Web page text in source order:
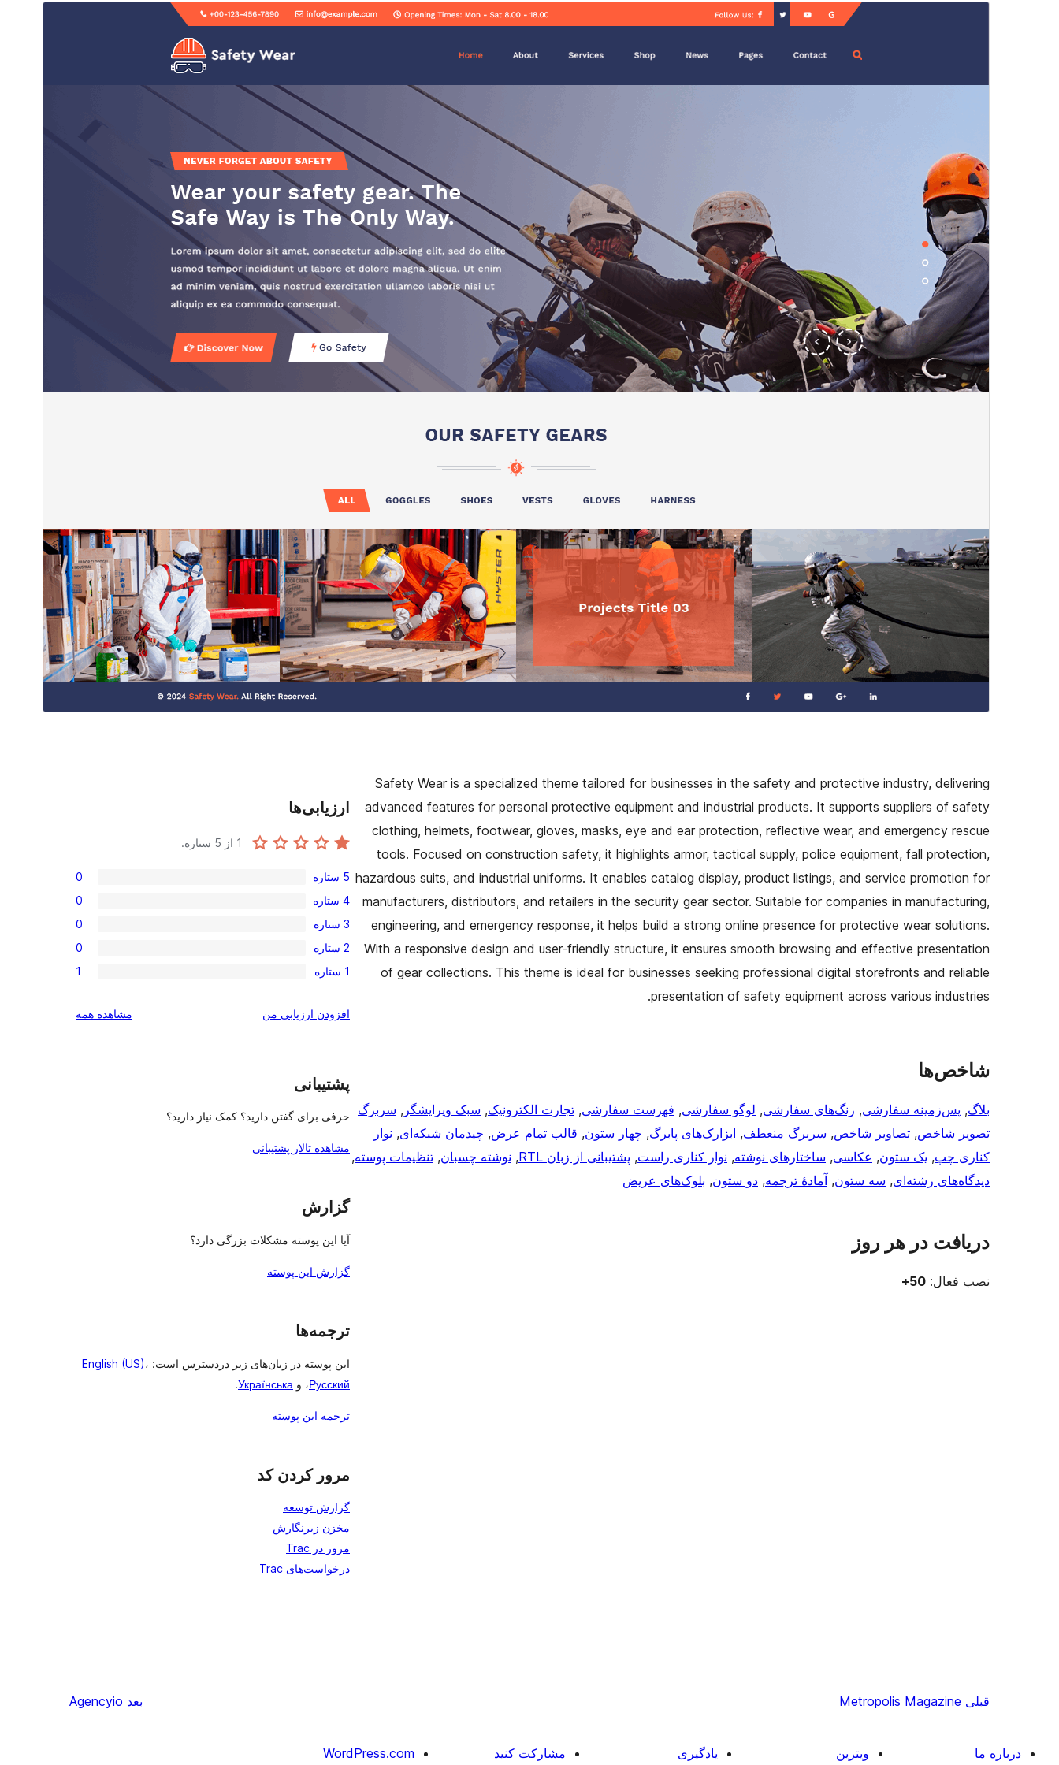
پیش‌نمایش دانلود
آخرین به‌روزرسانی
نصب‌های فعال
صفحه اصلی پوسته
Safety Wear is a specialized theme tailored for businesses in the safety and protective industry, delivering
advanced features for personal protective equipment and industrial products. It supports suppliers of safety
clothing, helmets, footwear, gloves, masks, eye and ear protection, reflective wear, and emergency rescue
tools. Focused on construction safety, it highlights armor, tactical supply, police equipment, fall protection,
hazardous suits, and industrial uniforms. It enables catalog display, product listings, and service promotion for
manufacturers, distributors, and retailers in the security gear sector. Suitable for companies in manufacturing,
engineering, and emergency response, it helps build a strong online presence for protective wear solutions.
With a responsive design and user-friendly structure, it ensures smooth browsing and effective presentation
of gear collections. This theme is ideal for businesses seeking professional digital storefronts and reliable
presentation of safety equipment across various industries.
شاخص‌ها
بلاگ, پس‌زمینه سفارشی, رنگ‌های سفارشی, لوگو سفارشی, فهرست سفارشی, تجارت الکترونیک, سبک ویرایشگر , سربرگ
تصویر شاخص, تصاویر شاخص, سربرگ منعطف, ابزارک‌های پابرگ, چهار ستون, قالب تمام عرض, چیدمان شبکه‌ای, نوار
کناری چپ, یک ستون, عکاسی, ساختارهای نوشته, نوار کناری راست, پشتیبانی از زبان RTL , نوشته چسبان, تنظیمات پوسته,
دیدگاه‌های رشته‌ای, سه ستون, آمادهٔ ترجمه, دو ستون, بلوک‌های عریض
دریافت در هر روز
نصب فعال: 50+
ارزیابی‌ها
1 از 5 ستاره.
امتیاز
0
5-
ستاره
5 ستاره 0
امتیاز
0
4-
ستاره
4 ستاره 0
امتیاز
0
3-
3 ستاره 0
امتیاز
0
ستاره
2 ستاره 0
امتیاز
1-
1 ستاره 1
افزودن ارزیابی من مشاهده همه
پشتیبانی
حرفی برای گفتن دارید؟ کمک نیاز دارید؟
مشاهده تالار پشتیبانی
گزارش
آیا این پوسته مشکلات بزرگی دارد؟
گزارش این پوسته
ترجمه‌ها
این پوسته در زبان‌های زیر دردسترس است: English (US)،
Русский، و Українська
.
ترجمه این پوسته
مرور کردن کد
گزارش توسعه
مخزن زیرنگارش
مرور در Trac
درخواست‌های Trac
قبلی Metropolis Magazine بعد Agencyio
درباره ما ویترین یادگیری مشارکت کنید WordPress.com